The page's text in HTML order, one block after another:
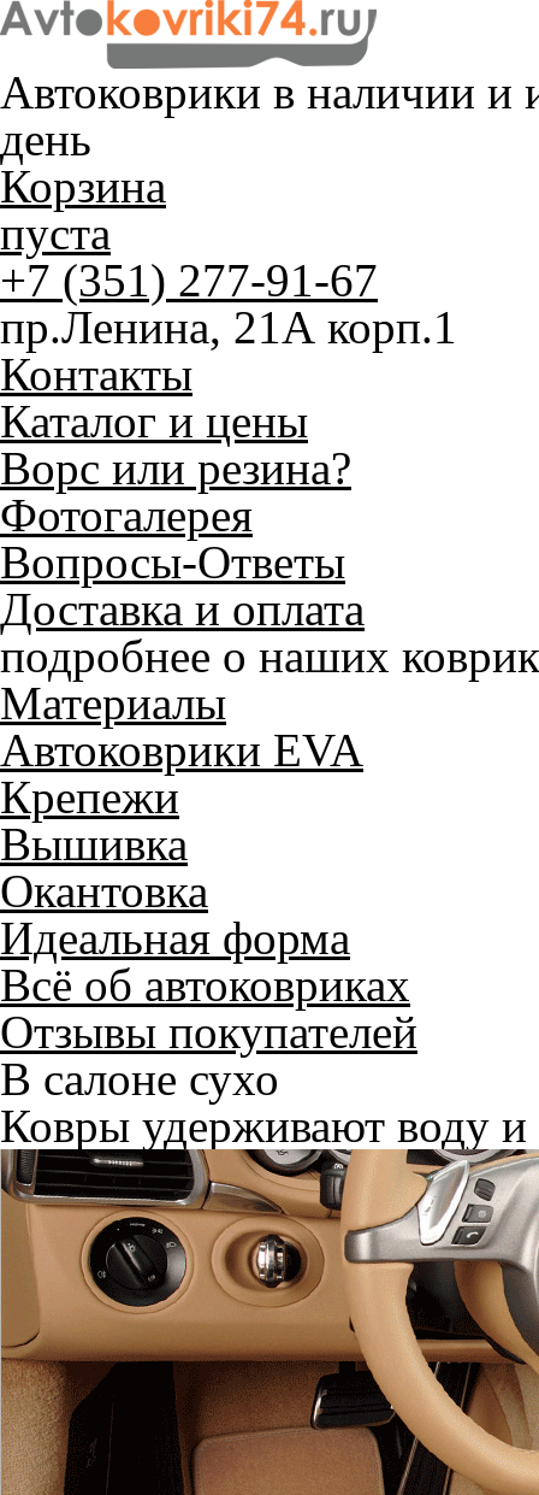
Автоковрики в наличии и
день
Корзина
пуста
+7 (351) 277-91-67
пр.Ленина, 21А корп.1
Контакты
Каталог и цены
Ворс или резина?
Фотогалерея
Вопросы-Ответы
Доставка и оплата
подробнее о наших
Материалы
Автоковрики EVA
Крепежи
Вышивка
Окантовка
Идеальная форма
Всё об автоковриках
Отзывы покупателей
В салоне сухо
Ковры удерживают воду и